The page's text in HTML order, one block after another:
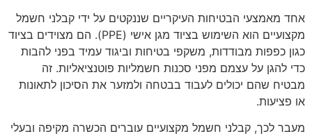
אחד מאמצעי הבטיחות העיקריים שננקטים על ידי קבלני חשמל
מקצועיים הוא השימוש בציוד מגן אישי (PPE). הם מצוידים בציוד
כגון כפפות מבודדות, משקפי בטיחות וביגוד עמיד בפני להבות
כדי להגן על עצמם מפני סכנות חשמליות פוטנציאליות. זה
מבטיח שהם יכולים לעבוד בבטחה ולמזער את הסיכון לתאונות
או פציעות.
מעבר לכך, קבלני חשמל מקצועיים עוברים הכשרה מקיפה ובעלי